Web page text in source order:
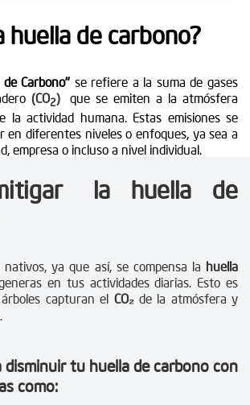
huella de carbono?
Carbono" se refiere a la suma de gases
(CO2) que se emiten a la atmósfera
la actividad humana. Estas emisiones se
en diferentes niveles o enfoques, ya sea a
empresa o incluso a nivel individual.
la huella de
nativos, ya que así, se compensa la huella
en tus actividades diarias. Esto es
capturan el CO₂ de la atmósfera y
tu huella de carbono con
como: